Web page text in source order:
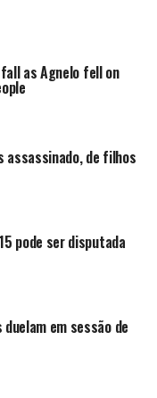
as Agnelo fell on
assassinado, de filhos
pode ser disputada
duelam em sessão de